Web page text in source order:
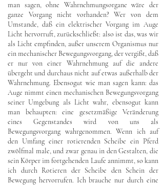
man sagen, ohne Wahrnehmungsorgane wäre der
ganze Vorgang nicht vorhanden? Wer von dem
Umstande, daß ein elektrischer Vorgang im Auge
Licht hervorruft, zurückschließt: also ist das, was wir
als Licht empfinden, außer unserem Organismus nur
ein mechanischer Bewegungsvorgang, der vergißt, daß
er nur von einer Wahrnehmung auf die andere
übergeht und durchaus nicht auf etwas außerhalb der
Wahrnehmung. Ebensogut wie man sagen kann: das
Auge nimmt einen mechanischen Bewegungsvorgang
seiner Umgebung als Licht wahr, ebensogut kann
man behaupten: eine gesetzmäßige Veränderung
eines Gegenstandes wird von uns als
Bewegungsvorgang wahrgenommen. Wenn ich auf
den Umfang einer rotierenden Scheibe ein Pferd
zwölfmal male, und zwar genau in den Gestalten, die
sein Körper im fortgehenden Laufe annimmt, so kann
ich durch Rotieren der Scheibe den Schein der
Bewegung hervorrufen. Ich brauche nur durch eine